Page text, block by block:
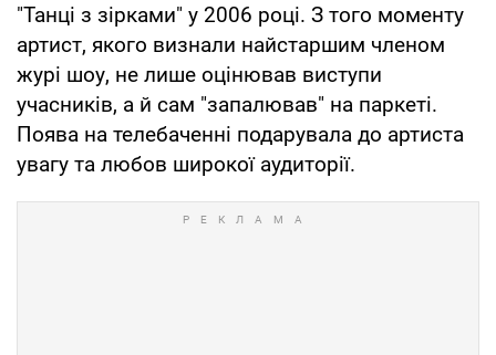
"Танці з зірками" у 2006 році. З того моменту
артист, якого визнали найстаршим членом
журі шоу, не лише оцінював виступи
учасників, а й сам "запалював" на паркеті.
Поява на телебаченні подарувала до артиста
увагу та любов широкої аудиторії.